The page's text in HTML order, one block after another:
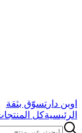
اوبن دار تسوّق بثقة
الرئيسيةكل